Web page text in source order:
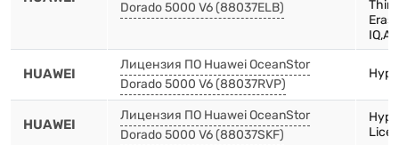
Dorado 5000 V6 (88037ELB)
HUAWEI
Лицензия ПО Huawei OceanStor
Dorado 5000 V6 (88037RVP)
HUAWEI
Лицензия ПО Huawei OceanStor
Dorado 5000 V6 (88037SKF)